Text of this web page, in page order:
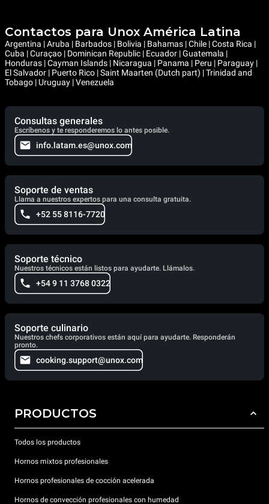
Contactos para Unox América Latina
Argentina | Aruba | Barbados | Bolivia | Bahamas | Chile | Costa Rica |
Cuba | Curaçao | Dominican Republic | Ecuador | Guatemala |
Honduras | Cayman Islands | Nicaragua | Panama | Peru | Paraguay |
El Salvador | Puerto Rico | Saint Maarten (Dutch part) | Trinidad and
Tobago | Uruguay | Venezuela
Consultas generales
Escríbenos y te responderemos lo antes posible.
info.latam.es@unox.com
Soporte de ventas
Llama a nuestros expertos para una consulta gratuita.
+52 55 8116-7720
Soporte técnico
Nuestros técnicos están listos para ayudarte. Llámalos.
+54 9 11 3768 0322
Soporte culinario
Nuestros chefs corporativos están aquí para ayudarte. Responderán
pronto.
cooking.support@unox.com
PRODUCTOS
Todos los productos
Hornos mixtos profesionales
Hornos profesionales de cocción acelerada
Hornos de convección profesionales con humedad